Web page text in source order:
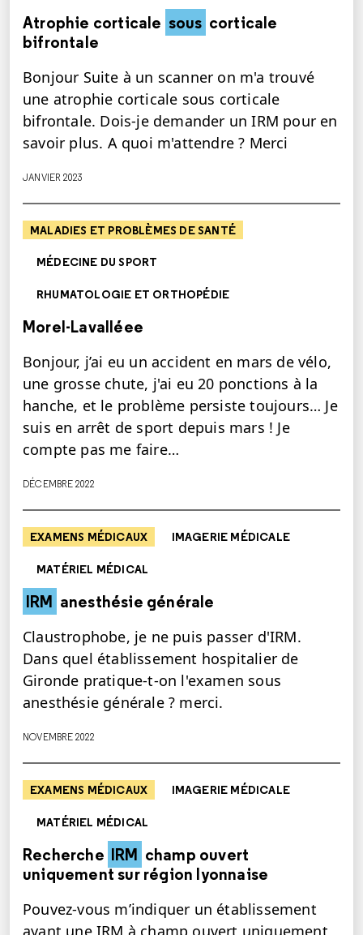
Atrophie corticale sous corticale
bifrontale
Bonjour Suite à un scanner on m'a trouvé
une atrophie corticale sous corticale
bifrontale. Dois-je demander un IRM pour en
savoir plus. A quoi m'attendre ? Merci
JANVIER 2023
MALADIES ET PROBLÈMES DE SANTÉ
MÉDECINE DU SPORT
RHUMATOLOGIE ET ORTHOPÉDIE
Morel-Lavalléee
Bonjour, j’ai eu un accident en mars de vélo,
une grosse chute, j'ai eu 20 ponctions à la
hanche, et le problème persiste toujours… Je
suis en arrêt de sport depuis mars ! Je
compte pas me faire…
DÉCEMBRE 2022
EXAMENS MÉDICAUX IMAGERIE MÉDICALE
MATÉRIEL MÉDICAL
IRM anesthésie générale
Claustrophobe, je ne puis passer d'IRM.
Dans quel établissement hospitalier de
Gironde pratique-t-on l'examen sous
anesthésie générale ? merci.
NOVEMBRE 2022
EXAMENS MÉDICAUX IMAGERIE MÉDICALE
MATÉRIEL MÉDICAL
Recherche IRM champ ouvert
uniquement sur région lyonnaise
Pouvez-vous m’indiquer un établissement
ayant une IRM à champ ouvert uniquement